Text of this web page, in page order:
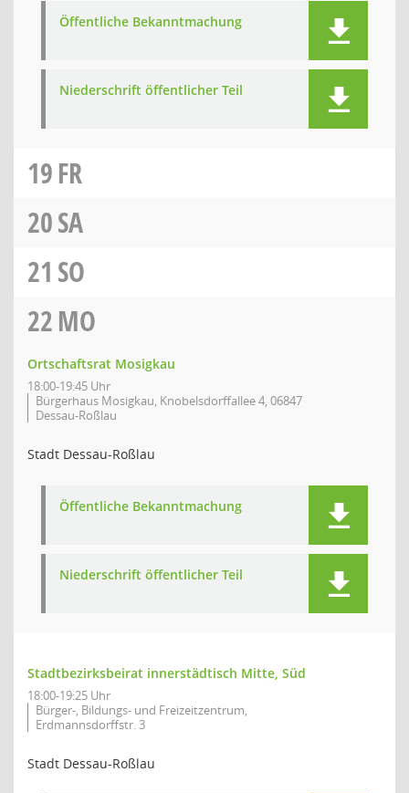
Öffentliche Bekanntmachung
Niederschrift öffentlicher Teil
19FR
20SA
21 SO
22MO
Ortschaftsrat Mosigkau
18:00-19:45 Uhr
Bürgerhaus Mosigkau, Knobelsdorffallee 4, 06847
Dessau-Roßlau
Stadt Dessau-Roßlau
Öffentliche Bekanntmachung
Niederschrift öffentlicher Teil
Stadtbezirksbeirat innerstädtisch Mitte, Süd
18:00-19:25 Uhr
Bürger-, Bildungs- und Freizeitzentrum,
Erdmannsdorffstr. 3
Stadt Dessau-Roßlau